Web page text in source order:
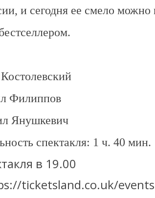
и сегодня ее смело можно
Филиппов
Янушкевич
спектакля: 1 ч. 40 мин.
в 19.00
ticketsland.co.uk/events